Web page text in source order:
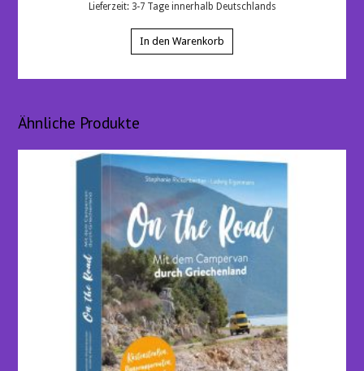
Lieferzeit: 3-7 Tage innerhalb Deutschlands
In den Warenkorb
Ähnliche Produkte